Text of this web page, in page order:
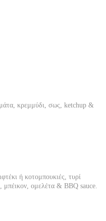
κρεμμύδι, σως, ketchup &
ή κοτομπουκιές, τυρί
μπέικον, ομελέτα & BBQ sauce.